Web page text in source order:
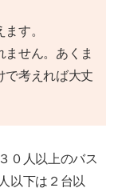
す。
せん。あくま
で考えれば大丈
０人以上のバス
以下は２台以